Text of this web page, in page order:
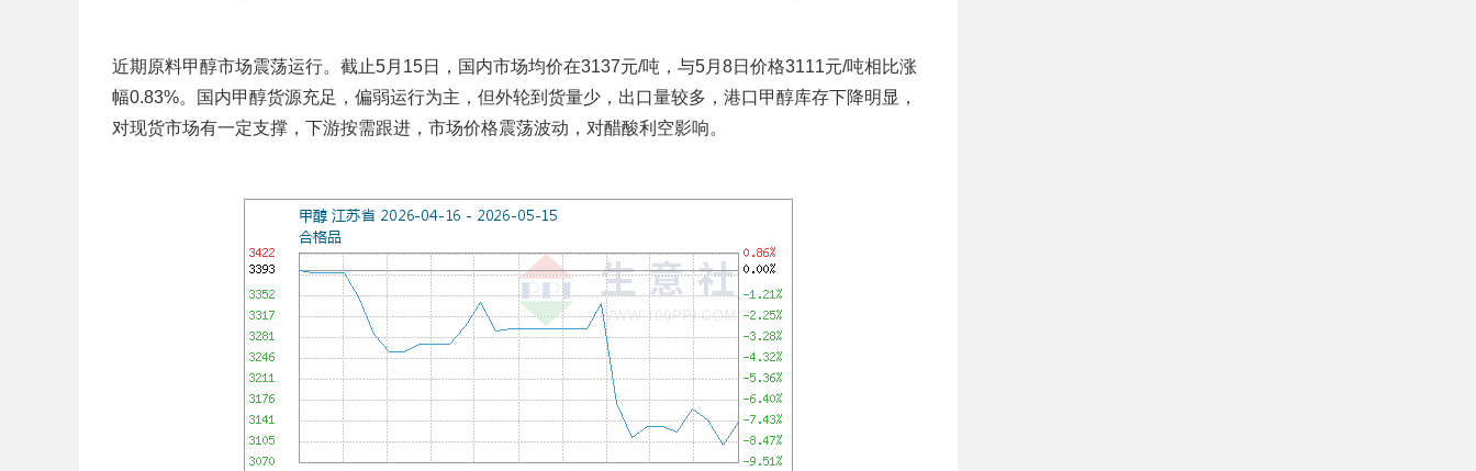
近期原料甲醇市场震荡运行。截止5月15日，国内市场均价在3137元/吨，与5月8日价格3111元/吨相比涨
幅0.83%。国内甲醇货源充足，偏弱运行为主，但外轮到货量少，出口量较多，港口甲醇库存下降明显，
对现货市场有一定支撑，下游按需跟进，市场价格震荡波动，对醋酸利空影响。